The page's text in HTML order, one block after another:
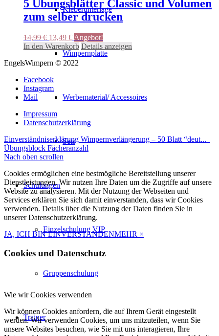
Kleberunterlage
Wimpernplatte
Werbematerial/ Accessoires
Sets
Schulungen
Einzelschulung VIP
Gruppenschulung
Trainer
5 Übungsblätter Classic und Volumen
zum selber drucken
14,99€ Ursprünglicher
Preis
war:
14,99 €
13,49 €Aktueller
Preis
ist:
13,49 €.
Angebot!
In den Warenkorb Details anzeigen
EngelsWimpern © 2022
Facebook
Instagram
Mail
Impressum
Datenschutzerklärung
Einverständniserklärung Wimpernverlängerung – 50 Blatt “deut...
Übungsblock Fächeranzahl
Nach oben scrollen
Cookies ermöglichen eine bestmögliche Bereitstellung unserer
Dienstleistungen. Wir nutzen Ihre Daten um die Zugriffe auf unsere
Website zu analysieren. Mit der Nutzung der Webseiten und
Services erklären Sie sich damit einverstanden, dass wir Cookies
verwenden. Details über die Nutzung der Daten finden Sie in
unserer Datenschutzerklärung.
JA, ICH BIN EINVERSTANDENMEHR ×
Cookies und Datenschutz
Wie wir Cookies verwenden
Wir können Cookies anfordern, die auf Ihrem Gerät eingestellt
werden. Wir verwenden Cookies, um uns mitzuteilen, wenn Sie
unsere Websites besuchen, wie Sie mit uns interagieren, Ihre